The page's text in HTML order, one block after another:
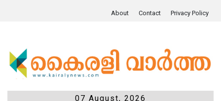
About Contact Privacy Policy
07 August, 2026